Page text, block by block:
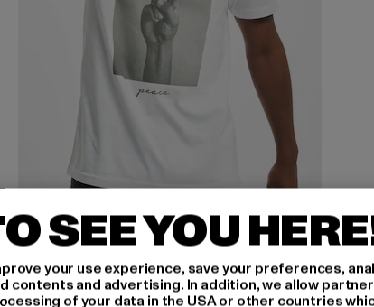
MISTER TEE
Peace Sign
22,49 EUR
Ajankohtainen hinta: 22,49 EUR
24,99 EURKampanjahinta: 24,99 EUR
SEE YOU
your use experience, save your preferences,
contents and advertising. In addition, we allow
of your data in the USA or other countries